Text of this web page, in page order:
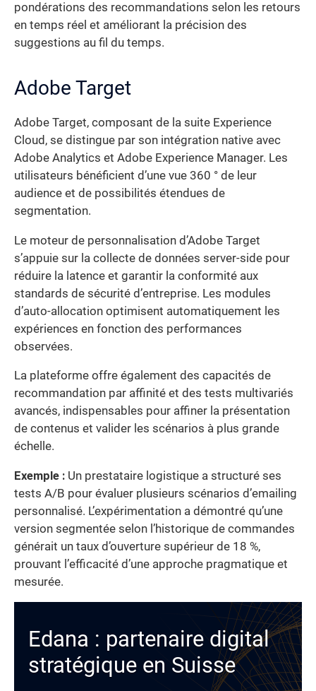
pondérations des recommandations selon les retours
en temps réel et améliorant la précision des
suggestions au fil du temps.
Adobe Target
Adobe Target, composant de la suite Experience
Cloud, se distingue par son intégration native avec
Adobe Analytics et Adobe Experience Manager. Les
utilisateurs bénéficient d’une vue 360 ° de leur
audience et de possibilités étendues de
segmentation.
Le moteur de personnalisation d’Adobe Target
s’appuie sur la collecte de données server-side pour
réduire la latence et garantir la conformité aux
standards de sécurité d’entreprise. Les modules
d’auto-allocation optimisent automatiquement les
expériences en fonction des performances
observées.
La plateforme offre également des capacités de
recommandation par affinité et des tests multivariés
avancés, indispensables pour affiner la présentation
de contenus et valider les scénarios à plus grande
échelle.
Exemple : Un prestataire logistique a structuré ses
tests A/B pour évaluer plusieurs scénarios d’emailing
personnalisé. L’expérimentation a démontré qu’une
version segmentée selon l’historique de commandes
générait un taux d’ouverture supérieur de 18 %,
prouvant l’efficacité d’une approche pragmatique et
mesurée.
Edana : partenaire digital
stratégique en Suisse